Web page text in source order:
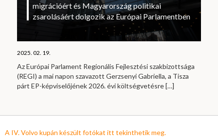
migrációért és Magyarország politikai
zsarolásáért dolgozik az Európai Parlamentben
2025. 02. 19.
Az Európai Parlament Regionális Fejlesztési szakbizottsága
(REGI) a mai napon szavazott Gerzsenyi Gabriella, a Tisza
párt EP-képviselőjének 2026. évi költségvetésre[…]
A IV. Volvo kupán készült fotókat itt tekinthetik meg.